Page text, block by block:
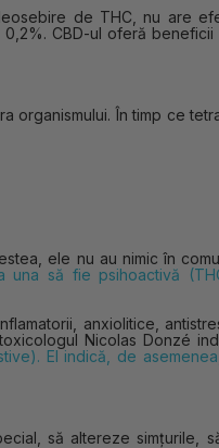
de THC, nu are
CBD-ul oferă
organismului. În timp ce
ele nu au nimic în
una să fie psihoactivă
anxiolitice,
Nicolas Donzé
El indică, de
să altereze simțurile,